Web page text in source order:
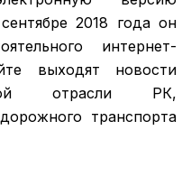
2018 года он
интернет-
выходят новости
отрасли РК,
транспорта